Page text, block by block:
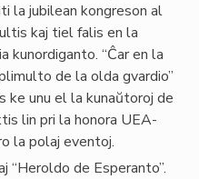
la jubilean kongreson al
kaj tiel falis en la
kunordiganto. “Ĉar en la
de la olda gvardio”
ke unu el la kunaŭtoroj de
lin pri la honora UEA-
la polaj eventoj.
“Heroldo de Esperanto”.